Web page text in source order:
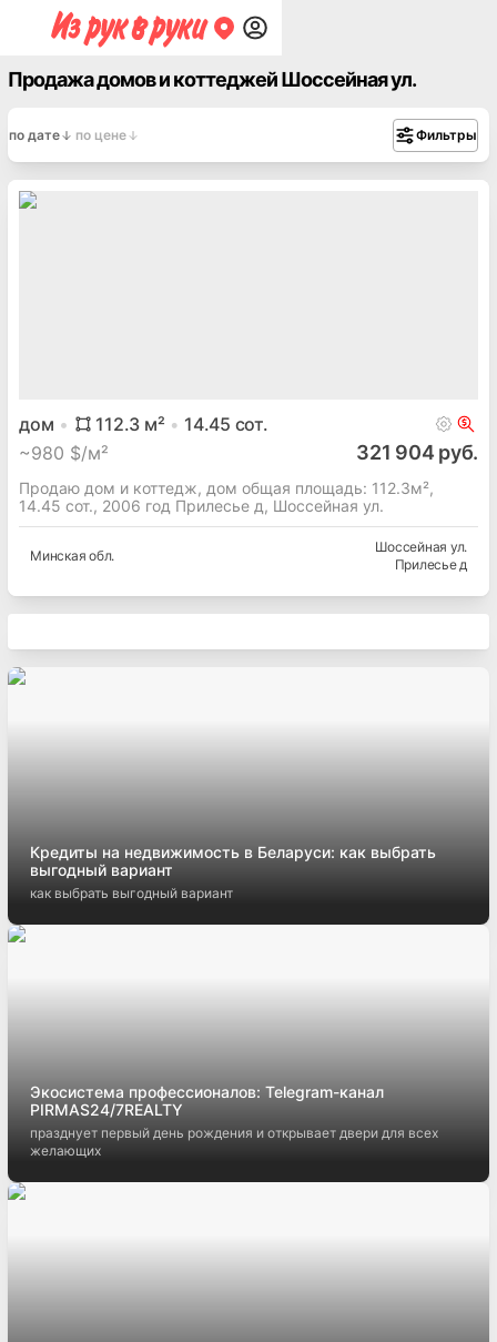
Продажа домов и коттеджей Шоссейная ул.
по дате по цене Фильтры
дом 112.3 м² 14.45 сот.
~980 $/м² 321 904 руб.
Продаю дом и коттедж, дом общая площадь: 112.3м²,
14.45 сот., 2006 год Прилесье д, Шоссейная ул.
Минская обл.
Шоссейная ул.
Прилесье д
Кредиты на недвижимость в Беларуси: как выбрать
выгодный вариант
как выбрать выгодный вариант
Экосистема профессионалов: Telegram-канал
PIRMAS24/7REALTY
празднует первый день рождения и открывает двери для всех
желающих